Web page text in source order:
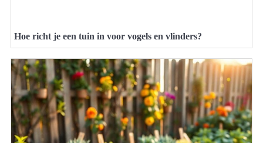
Hoe richt je een tuin in voor vogels en vlinders?